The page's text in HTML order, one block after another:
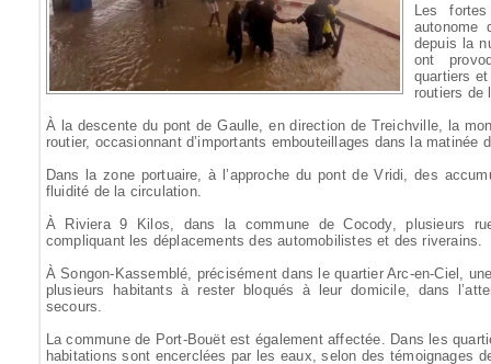
Les
autonome
depuis la
ont
quartiers
routiers de
À la descente du pont de Gaulle, en direction de Treichville, la
routier, occasionnant d’importants embouteillages dans la matinée
Dans la zone portuaire, à l’approche du pont de Vridi, des
fluidité de la circulation.
À Riviera 9 Kilos, dans la commune de Cocody, plusieurs
compliquant les déplacements des automobilistes et des riverains.
À Songon-Kassemblé, précisément dans le quartier Arc-en-Ciel,
plusieurs habitants à rester bloqués à leur domicile, dans
secours.
La commune de Port-Bouët est également affectée. Dans les
habitations sont encerclées par les eaux, selon des témoignages